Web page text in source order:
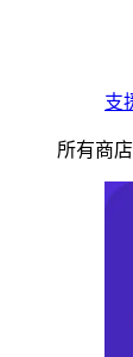
支
所有商